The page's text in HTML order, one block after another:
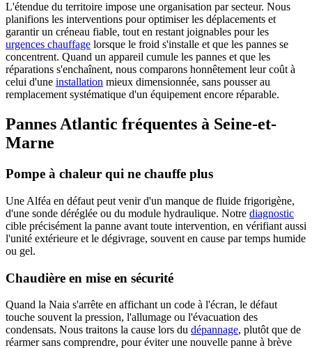
L'étendue du territoire impose une organisation par secteur. Nous
planifions les interventions pour optimiser les déplacements et
garantir un créneau fiable, tout en restant joignables pour les
urgences chauffage lorsque le froid s'installe et que les pannes se
concentrent. Quand un appareil cumule les pannes et que les
réparations s'enchaînent, nous comparons honnêtement leur coût à
celui d'une installation mieux dimensionnée, sans pousser au
remplacement systématique d'un équipement encore réparable.
Pannes Atlantic fréquentes à Seine-et-
Marne
Pompe à chaleur qui ne chauffe plus
Une Alféa en défaut peut venir d'un manque de fluide frigorigène,
d'une sonde déréglée ou du module hydraulique. Notre diagnostic
cible précisément la panne avant toute intervention, en vérifiant aussi
l'unité extérieure et le dégivrage, souvent en cause par temps humide
ou gel.
Chaudière en mise en sécurité
Quand la Naia s'arrête en affichant un code à l'écran, le défaut
touche souvent la pression, l'allumage ou l'évacuation des
condensats. Nous traitons la cause lors du dépannage, plutôt que de
réarmer sans comprendre, pour éviter une nouvelle panne à brève